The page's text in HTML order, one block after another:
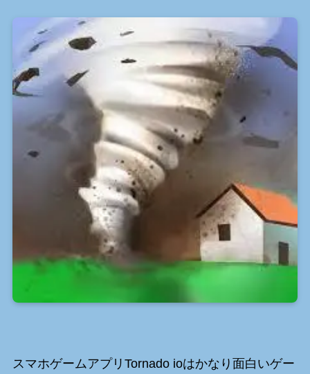
スマホゲームアプリTornado ioはかなり面白いゲー